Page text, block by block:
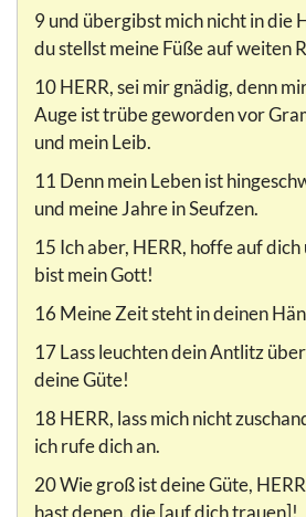
9 und übergibst mich nicht in die
du stellst meine Füße auf weiten
10 HERR, sei mir gnädig, denn
Auge ist trübe geworden vor
und mein Leib.
11 Denn mein Leben ist
und meine Jahre in Seufzen.
15 Ich aber, HERR, hoffe auf
bist mein Gott!
16 Meine Zeit steht in deinen
17 Lass leuchten dein Antlitz
deine Güte!
18 HERR, lass mich nicht
ich rufe dich an.
20 Wie groß ist deine Güte,
hast denen, die [auf dich trauen]!